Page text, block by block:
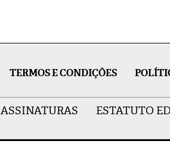
TERMOS E CONDIÇÕES
ASSINATURAS ESTATUTO